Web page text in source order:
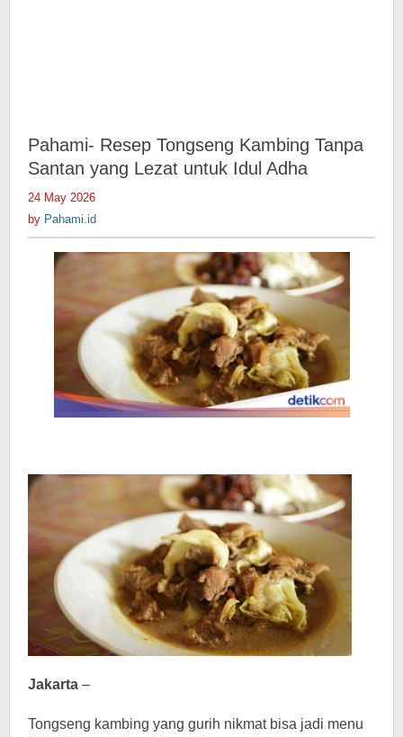
Pahami- Resep Tongseng Kambing Tanpa
Santan yang Lezat untuk Idul Adha
24 May 2026
by Pahami.id
Jakarta –
Tongseng kambing yang gurih nikmat bisa jadi menu